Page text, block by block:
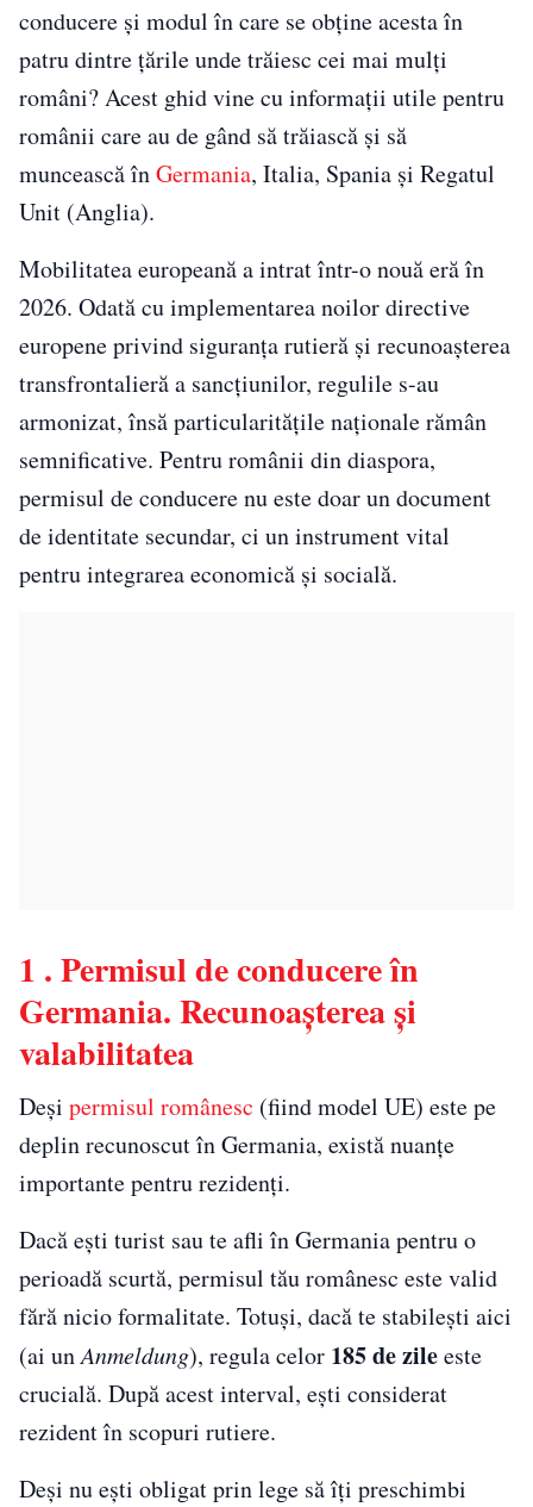
conducere și modul în care se obține acesta în
patru dintre țările unde trăiesc cei mai mulți
români? Acest ghid vine cu informații utile pentru
românii care au de gând să trăiască și să
muncească înGermania, Italia, Spania și Regatul
Unit (Anglia).
Mobilitatea europeană a intrat într-o nouă eră în
2026. Odată cu implementarea noilor directive
europene privind siguranța rutieră și recunoașterea
transfrontalieră a sancțiunilor, regulile s-au
armonizat, însă particularitățile naționale rămân
semnificative. Pentru românii din diaspora,
permisul de conducere nu este doar un document
de identitate secundar, ci un instrument vital
pentru integrarea economică și socială.
1 . Permisul de conducere în
Germania. Recunoașterea și
valabilitatea
Deși permisul românesc (fiind model UE) este pe
deplin recunoscut în Germania, există nuanțe
importante pentru rezidenți.
Dacă ești turist sau te afli în Germania pentru o
perioadă scurtă, permisul tău românesc este valid
fără nicio formalitate. Totuși, dacă te stabilești aici
(ai unAnmeldung), regula celor 185 de zileeste
crucială. După acest interval, ești considerat
rezident în scopuri rutiere.
Deși nu ești obligat prin lege să îți preschimbi